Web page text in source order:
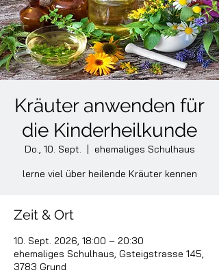
Kräuter anwenden für
die Kinderheilkunde
Do., 10. Sept.
  |
ehemaliges Schulhaus
lerne viel über heilende Kräuter kennen
Zeit & Ort
10. Sept. 2026, 18:00 – 20:30
ehemaliges Schulhaus, Gsteigstrasse 145,
3783 Grund